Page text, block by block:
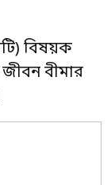
বিষয়ক
জীবন বীমার